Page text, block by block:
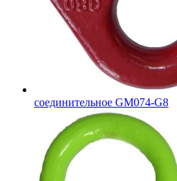
соединительное GM074-G8